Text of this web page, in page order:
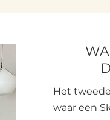
Het
waar een